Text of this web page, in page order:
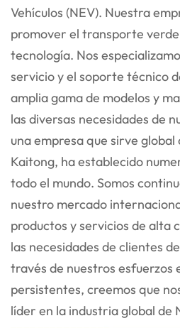
Vehículos (NEV). Nuestra
promover el transporte
tecnología. Nos
servicio y el soporte técnico
amplia gamade modelos y
las diversas necesidades de
una empresa que sirve global
Kaitong, ha establecido
todo el mundo. Somos
nuestro mercado
productos y servicios de alta
las necesidades de clientes
través de nuestros esfuerzos
persistentes, creemos que
líder en la industria global de